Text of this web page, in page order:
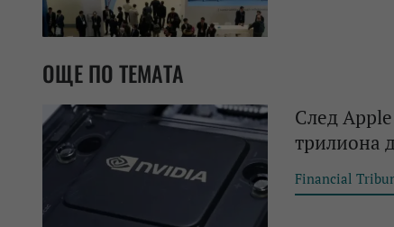
ОЩЕ ПО ТЕМАТА
След
трилиона
Financial